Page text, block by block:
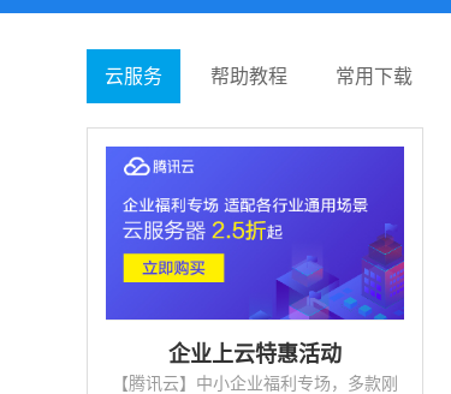
报名登记查询统计系统
入学报名，活动报名，成绩查询，准...
满意度调查系统
适合客户满意度、用户满意度、学生...
投票评选系统
适用才艺比赛、优秀员工、最佳人气...
云服务 帮助教程 常用下载
企业上云特惠活动
【腾讯云】中小企业福利专场，多款刚